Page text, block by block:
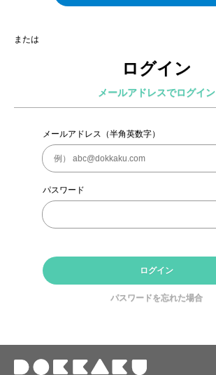
または
ログイン
メールアドレスでログイン
メールアドレス（半角英数字）
パスワード
ログイン
パスワードを忘れた場合